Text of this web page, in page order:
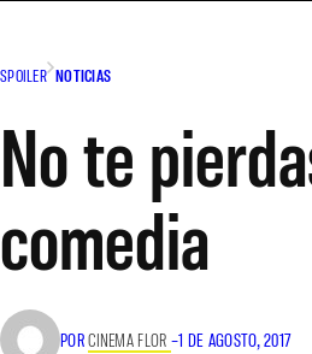
SPOILER NOTICIAS
No te
comedia
PORCINEMA FLOR –1 DE AGOSTO, 2017